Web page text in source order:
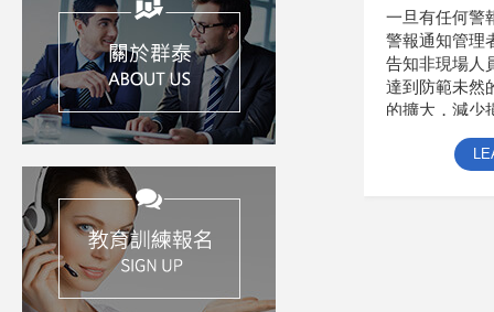
一旦有任何警
警報通知管理
告知非現場人
達到防範未然
的擴大，減少